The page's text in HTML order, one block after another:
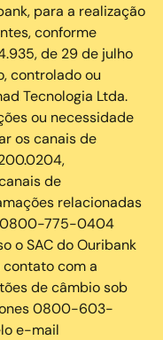
para a realização
conforme
de 29 de julho
controlado ou
Tecnologia Ltda.
ou necessidade
os canais de
de
relacionadas
0800-775-0404
o SAC do Ouribank
contato com a
de câmbio sob
0800-603-
e-mail